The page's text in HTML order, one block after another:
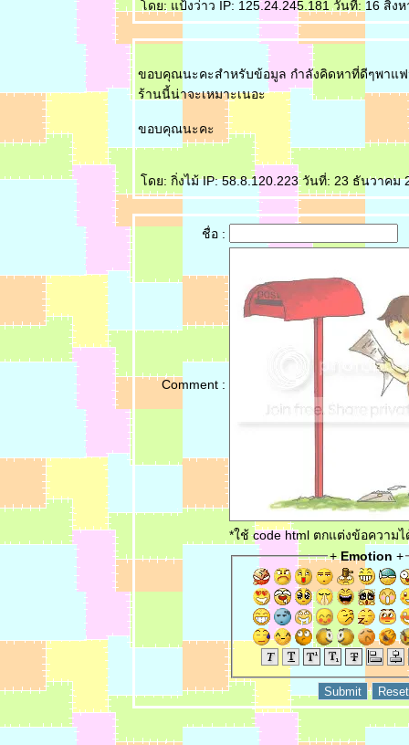
ดย: แป้งว่าว IP: 125.24.245.181 วันที่: 16 สิงห
ขอบคุณนะคะสำหรับข้อมูล กำลังคิดหาที่ดีๆพาแ
ร้านนี้น่าจะเหมาะเนอะ
ขอบคุณนะคะ
ดย: กิ่งไม้ IP: 58.8.120.223 วันที่: 23 ธันวาคม
ชื่อ :
Comment :
*ใช้ code html ตกแต่งข้อความ
+Emotion +